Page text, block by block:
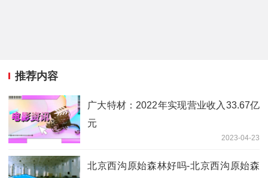
推荐内容
广大特材：2022年实现营业收入33.67亿
元
2023-04-23
北京西沟原始森林好吗-北京西沟原始森